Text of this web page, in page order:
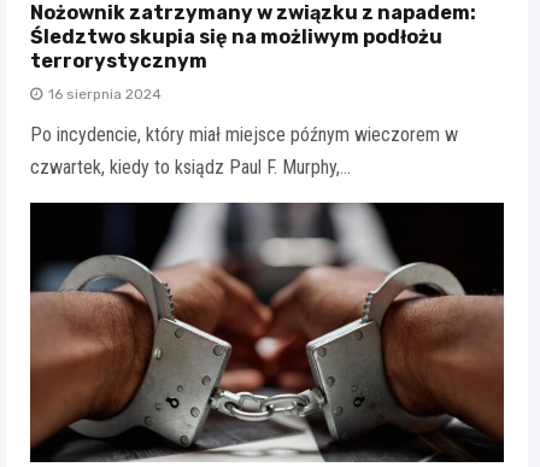
Nożownik zatrzymany w związku z napadem:
Śledztwo skupia się na możliwym podłożu
terrorystycznym
16 sierpnia 2024
Po incydencie, który miał miejsce późnym wieczorem w
czwartek, kiedy to ksiądz Paul F. Murphy,…